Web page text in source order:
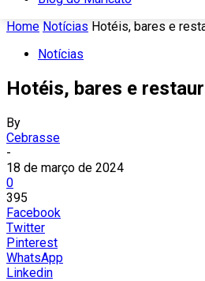
Home Notícias Hotéis, bares e
Notícias
Hotéis, bares e
By
Cebrasse
-
18 de março de 2024
0
395
Facebook
Twitter
Pinterest
WhatsApp
Linkedin